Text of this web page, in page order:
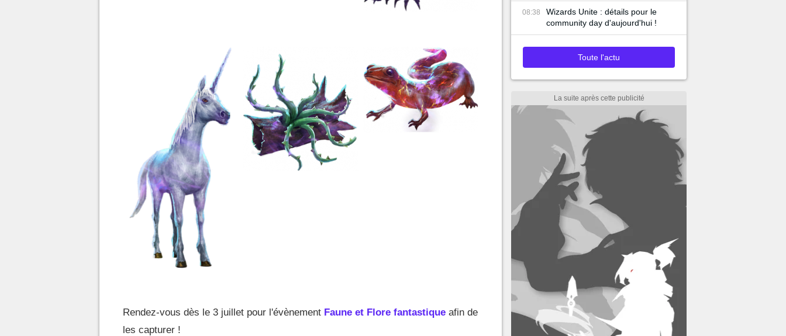
Rendez-vous dès le 3 juillet pour l'évènement Faune et Flore fantastique afin de
les capturer !
08:38
Wizards Unite : détails pour le
community day d'aujourd'hui !
Toute l'actu